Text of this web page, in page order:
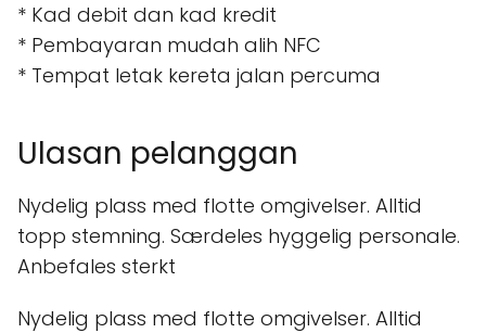
* Kad debit dan kad kredit
* Pembayaran mudah alih NFC
* Tempat letak kereta jalan percuma
Ulasan pelanggan
Nydelig plass med flotte omgivelser. Alltid
topp stemning. Særdeles hyggelig personale.
Anbefales sterkt
Nydelig plass med flotte omgivelser. Alltid